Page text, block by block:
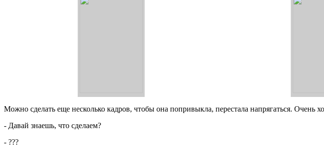
Можно сделать еще несколько кадров, чтобы она попривыкла, перестала напрягаться. Очень
- Давай знаешь, что сделаем?
- ???